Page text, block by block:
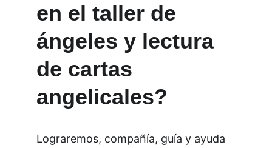
en el taller de
ángeles y lectura
de cartas
angelicales?
Lograremos, compañía, guía y ayuda